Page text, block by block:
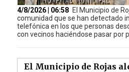
4/8/2026 | 06:58 El Municipio de
comunidad que se han detectado
telefónica en los que personas
con vecinos haciéndose pasar por
El Municipio de Rojas